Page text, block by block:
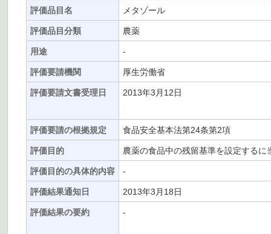
評価品目名 メタゾール
評価品目分類 農薬
用途 -
評価要請機関 厚生労働省
評価要請文書受理日 2013年3月12日
評価要請の根拠規定 食品安全基本法第24条第2項
評価目的 農薬の食品中の残留基準を設定するに
評価目的の具体的内容 -
評価結果通知日 2013年3月18日
評価結果の要約 -